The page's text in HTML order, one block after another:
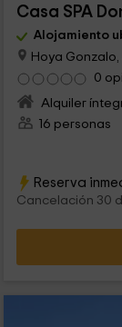
Casa SPA
Alojamiento
Hoya
0
Alquiler
16 personas
Reserva
Cancelación 30